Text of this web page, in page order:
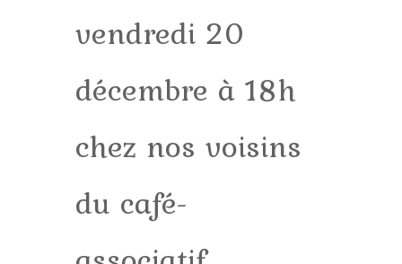
vendredi 20
décembre à 18h
chez nos voisins
du café-